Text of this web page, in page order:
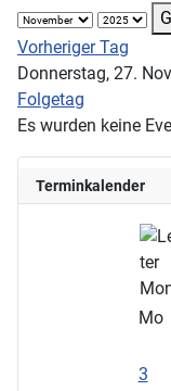
Terminkalender
Mo
3
Vorheriger Tag
Donnerstag, 27.
Folgetag
Es wurden keine